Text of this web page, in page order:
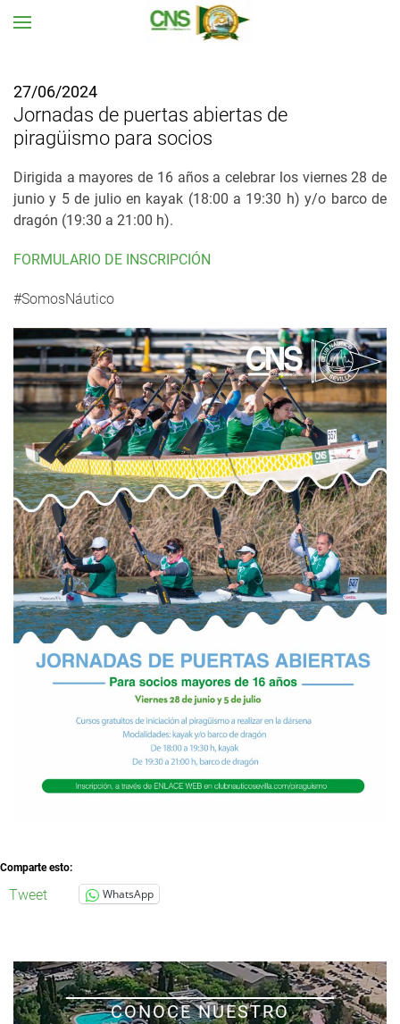
27/06/2024
Jornadas de puertas abiertas de
piragüismo para socios
Dirigida a mayores de 16 años a celebrar los viernes 28 de
junio y 5 de julio en kayak (18:00 a 19:30 h) y/o barco de
dragón (19:30 a 21:00 h).
FORMULARIO DE INSCRIPCIÓN
#SomosNáutico
Comparte esto:
Tweet WhatsApp
CONOCE NUESTRO